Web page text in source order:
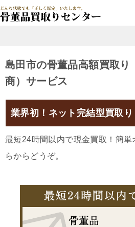
島田市の骨董品高額買取り
商）サービス
業界初！ネット完結型買取り
最短24時間以内で現金買取！簡単
らからどうぞ。